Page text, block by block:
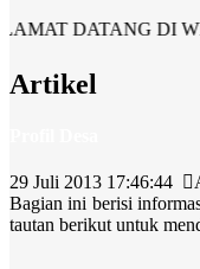
DATANG DI
Artikel
29 Juli 2013 17:46:44
Bagian ini berisi
tautan berikut untuk